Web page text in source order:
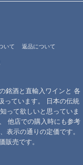
いて 返品について
銘酒と直輸入ワインと 各
っています。 日本の伝統
って欲しいと思っていま
他店での購入時にも参考
表示の通りの定価です。
販売です。